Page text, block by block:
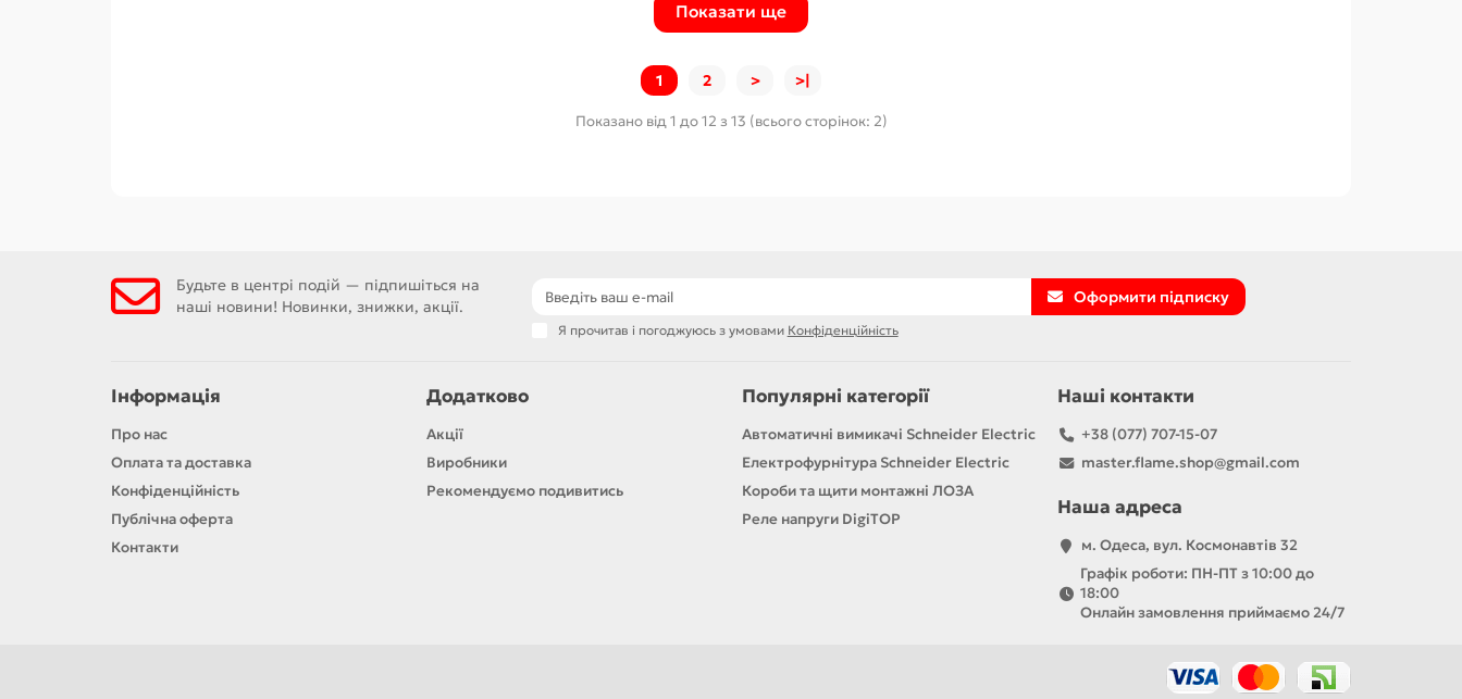
Показати ще
1 2 > >|
Показано від 1 до 12 з 13 (всього сторінок: 2)
Будьте в центрі подій — підпишіться на
наші новини! Новинки, знижки, акції.
Оформити підписку
Я прочитав і погоджуюсь з умовами Конфіденційність
Інформація
Про нас
Оплата та доставка
Конфіденційність
Публічна оферта
Контакти
Додатково
Акції
Виробники
Рекомендуємо подивитись
Популярні категорії
Автоматичні вимикачі Schneider Electric
Електрофурнітура Schneider Electric
Короби та щити монтажні ЛОЗА
Реле напруги DigiTOP
Наші контакти
+38 (077) 707-15-07
master.flame.shop@gmail.com
Наша адреса
м. Одеса, вул. Космонавтів 32
Графік роботи: ПН-ПТ з 10:00 до
18:00
Онлайн замовлення приймаємо 24/7